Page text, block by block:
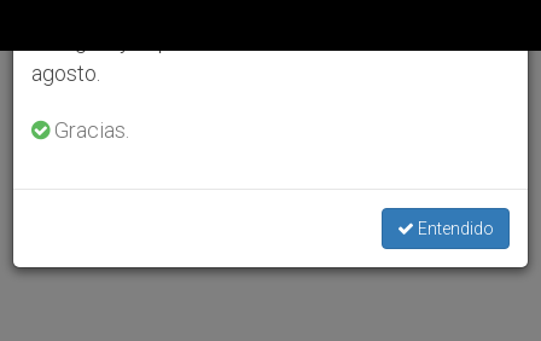
agosto.
Gracias.
Entendido